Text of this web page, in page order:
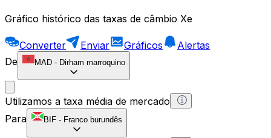
Gráfico histórico das taxas de câmbio Xe
Converter Enviar Gráficos
Alertas
De
MAD - Dirham marroquino
Utilizamos a taxa média de mercado
Para
BIF - Franco burundês